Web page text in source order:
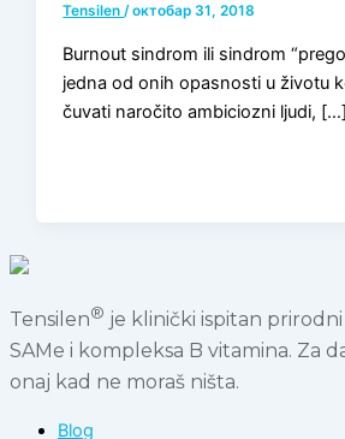
Tensilen/октобар 31, 2018
Burnout sindrom ili sindrom
jedna od onih opasnosti u životu
čuvati naročito ambiciozni ljudi, […]
Tensilen® je klinički ispitan
SAMe i kompleksa B vitamina. Za
onaj kad ne moraš ništa.
Blog